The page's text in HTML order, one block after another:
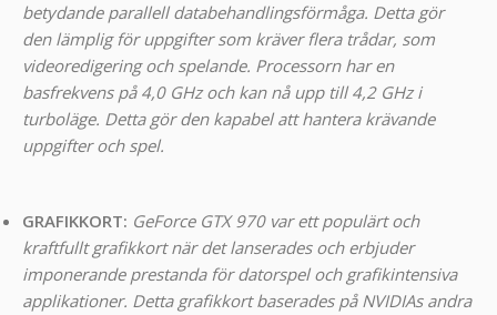
betydande parallell databehandlingsförmåga. Detta gör
den lämplig för uppgifter som kräver flera trådar, som
videoredigering och spelande. Processorn har en
basfrekvens på 4,0 GHz och kan nå upp till 4,2 GHz i
turboläge. Detta gör den kapabel att hantera krävande
uppgifter och spel.
GRAFIKKORT: GeForce GTX 970 var ett populärt och
kraftfullt grafikkort när det lanserades och erbjuder
imponerande prestanda för datorspel och grafikintensiva
applikationer. Detta grafikkort baserades på NVIDIAs andra